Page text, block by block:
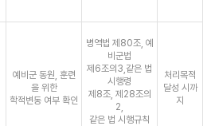
예비군 동원, 훈련
을 위한
학적변동 여부 확인
병역법 제80조, 예
비군법
제6조의3,같은 법
시행령
제8조, 제28조의
2,
같은 법 시행규칙
처리목적
달성 시까
지